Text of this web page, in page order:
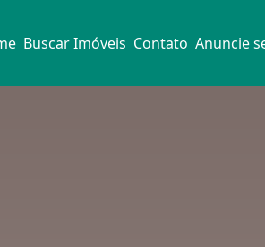
Buscar Imóveis Contato Anuncie